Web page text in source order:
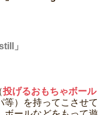
」
投げるおもちゃボール
等）を持ってこさせて